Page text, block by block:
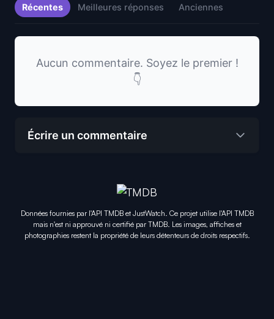
Récentes Meilleures réponses Anciennes
Aucun commentaire. Soyez le premier !
👇
Écrire un commentaire
Données fournies par l'API TMDB et JustWatch. Ce projet utilise l'API TMDB
mais n'est ni approuvé ni certifié par TMDB. Les images, affiches et
photographies restent la propriété de leurs détenteurs de droits respectifs.